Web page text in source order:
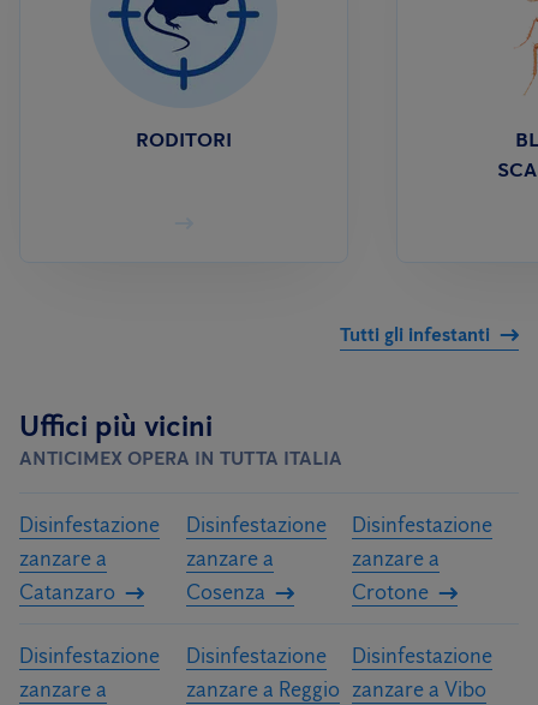
RODITORI
Tutti gli infestanti
Uffici più vicini
ANTICIMEX OPERA IN TUTTA ITALIA
Disinfestazione
zanzare a
Catanzaro
Disinfestazione
zanzare a
Cosenza
Disinfestazione
zanzare a
Crotone
Disinfestazione
zanzare a
Disinfestazione
zanzare a Reggio
Disinfestazione
zanzare a Vibo